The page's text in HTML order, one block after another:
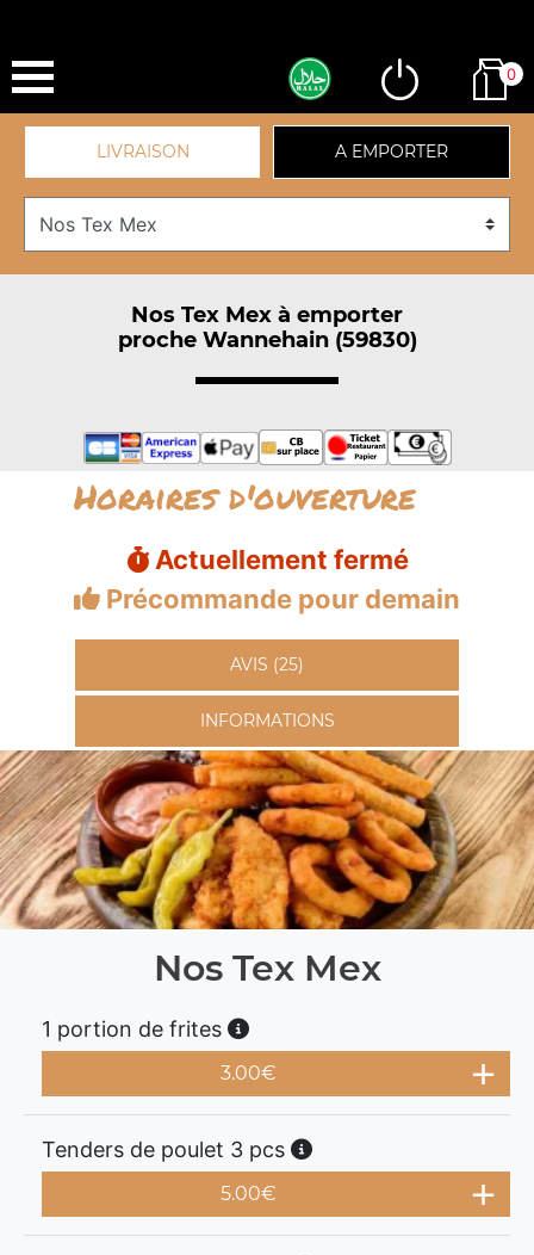
0
LIVRAISON A EMPORTER
Nos Tex Mex à emporter
proche Wannehain (59830)
Horaires d'ouverture
Actuellement fermé
Précommande pour demain
AVIS (25)
INFORMATIONS
Nos Tex Mex
1 portion de frites
3.00€
Tenders de poulet 3 pcs
5.00€